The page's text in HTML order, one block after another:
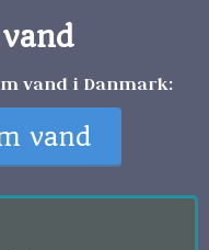
vand i Danmark:
vand